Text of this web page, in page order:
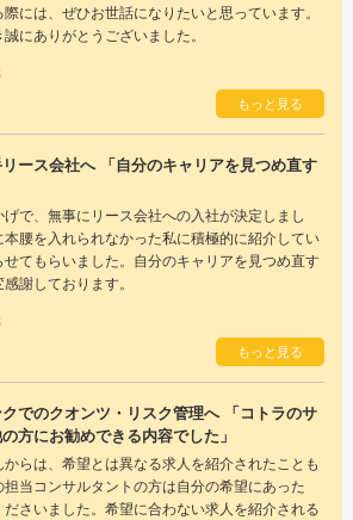
には、ぜひお世話になりたいと思っています。
にありがとうございました。
もっと見る
ース会社へ 「自分のキャリアを見つめ直す
で、無事にリース会社への入社が決定しまし
腰を入れられなかった私に積極的に紹介してい
てもらいました。自分のキャリアを見つめ直す
謝しております。
もっと見る
でのクオンツ・リスク管理へ 「コトラのサ
方にお勧めできる内容でした」
らは、希望とは異なる求人を紹介されたことも
当コンサルタントの方は自分の希望にあった
さいました。希望に合わない求人を紹介される